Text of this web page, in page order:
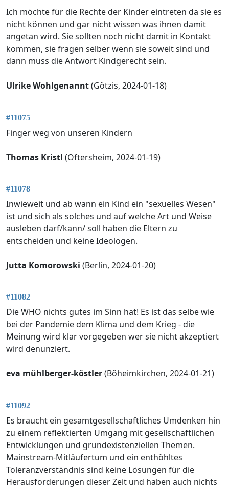
Ich möchte für die Rechte der Kinder eintreten da sie es
nicht können und gar nicht wissen was ihnen damit
angetan wird. Sie sollten noch nicht damit in Kontakt
kommen, sie fragen selber wenn sie soweit sind und
dann muss die Antwort Kindgerecht sein.
Ulrike Wohlgenannt(Götzis, 2024-01-18)
#11075
Finger weg von unseren Kindern
Thomas Kristl (Oftersheim, 2024-01-19)
#11078
Inwieweit und ab wann ein Kind ein "sexuelles Wesen"
ist und sich als solches und auf welche Art und Weise
ausleben darf/kann/ soll haben die Eltern zu
entscheiden und keine Ideologen.
Jutta Komorowski (Berlin, 2024-01-20)
#11082
Die WHO nichts gutes im Sinn hat! Es ist das selbe wie
bei der Pandemie dem Klima und dem Krieg - die
Meinung wird klar vorgegeben wer sie nicht akzeptiert
wird denunziert.
eva mühlberger-köstler(Böheimkirchen, 2024-01-21)
#11092
Es braucht ein gesamtgesellschaftliches Umdenken hin
zu einem reflektierten Umgang mit gesellschaftlichen
Entwicklungen und grundexistenziellen Themen.
Mainstream-Mitläufertum und ein enthöhltes
Toleranzverständnis sind keine Lösungen für die
Herausforderungen dieser Zeit und haben auch nichts